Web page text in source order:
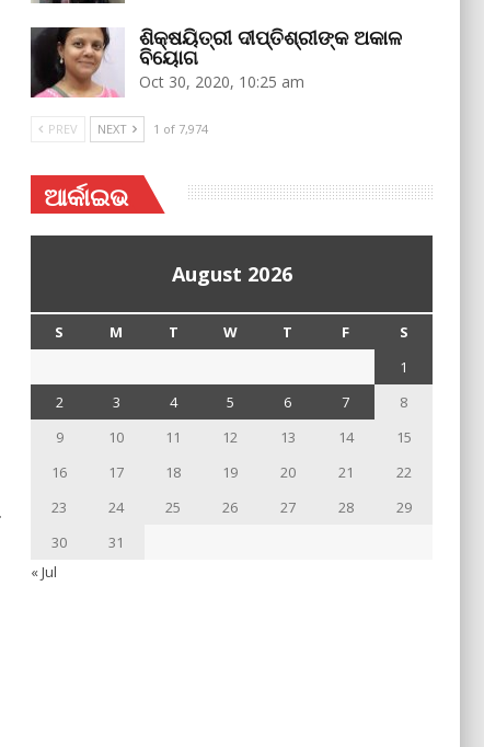
ଶିକ୍ଷୟିତ୍ରୀ ଦୀପ୍ତିଶ୍ରୀଙ୍କ ଅକାଳ
ବିୟୋଗ
Oct 30, 2020, 10:25 am
PREV NEXT 1 of 7,974
ଆର୍କାଇଭ
August 2026
S M T W T F
S
1
2
3 4 5 6 7
8
9
10 11 12 13 14
15
16
17 18 19 20 21
22
23
24 25 26 27 28
29
30
31
« Jul